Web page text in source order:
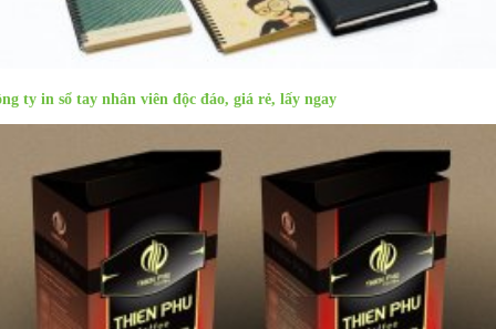
ty in sổ tay nhân viên độc đáo, giá rẻ, lấy ngay